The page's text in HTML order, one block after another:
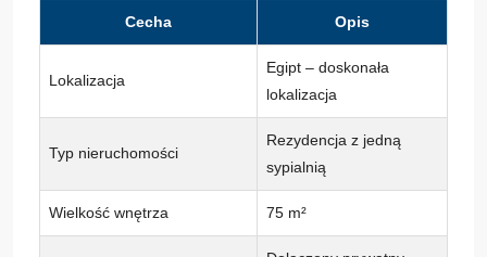
Cecha Opis
Lokalizacja
Egipt – doskonała
lokalizacja
Typ nieruchomości
Rezydencja z jedną
sypialnią
Wielkość wnętrza 75 m²